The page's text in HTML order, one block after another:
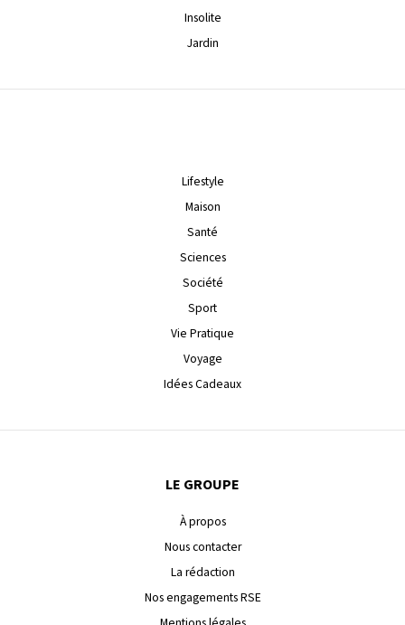
Insolite
Jardin
Lifestyle
Maison
Santé
Sciences
Société
Sport
Vie Pratique
Voyage
Idées Cadeaux
LE GROUPE
À propos
Nous contacter
La rédaction
Nos engagements RSE